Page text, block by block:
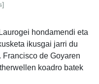
hondamendi eta
ikusgai jarri du
Francisco de Goyaren
koadro batek